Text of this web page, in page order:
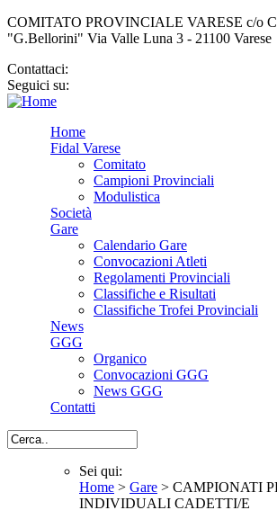
COMITATO PROVINCIALE VARESE c/o
"G.Bellorini" Via Valle Luna 3 - 21100 Varese
Contattaci:
Seguici su:
Home
Fidal Varese
Comitato
Campioni Provinciali
Modulistica
Società
Gare
Calendario Gare
Convocazioni Atleti
Regolamenti Provinciali
Classifiche e Risultati
Classifiche Trofei Provinciali
News
GGG
Organico
Convocazioni GGG
News GGG
Contatti
Cerca
Sei qui
Sei qui:
Home > Gare > CAMPIONATI
INDIVIDUALI CADETTI/E